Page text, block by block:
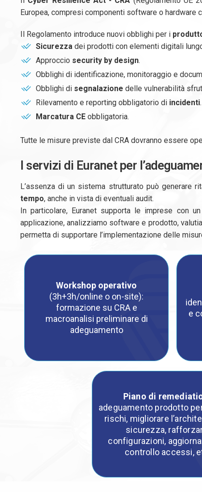
Europea, compresi componenti software o hardware
Il Regolamento introduce nuovi obblighi per i
Sicurezza dei prodotti con elementi digitali
Approccio security by design.
Obblighi di identificazione, monitoraggio e
Obblighi di segnalazione delle vulnerabilità
Rilevamento e reporting obbligatorio di incidenti.
Marcatura CE obbligatoria.
Tutte le misure previste dal CRA dovranno essere
I servizi di Euranet per
L’assenza di un sistema strutturato può generare
tempo, anche in vista di eventuali audit.
In particolare, Euranet supporta le imprese con
applicazione, analizziamo software e prodotto,
permetta di supportare l’implementazione delle
Workshop operativo
(3h+3h/online o on-site):
formazione su CRA e
macroanalisi preliminare di
adeguamento
e
Piano di
adeguamento prodotto
rischi, migliorare
sicurezza,
configurazioni,
controllo accessi,